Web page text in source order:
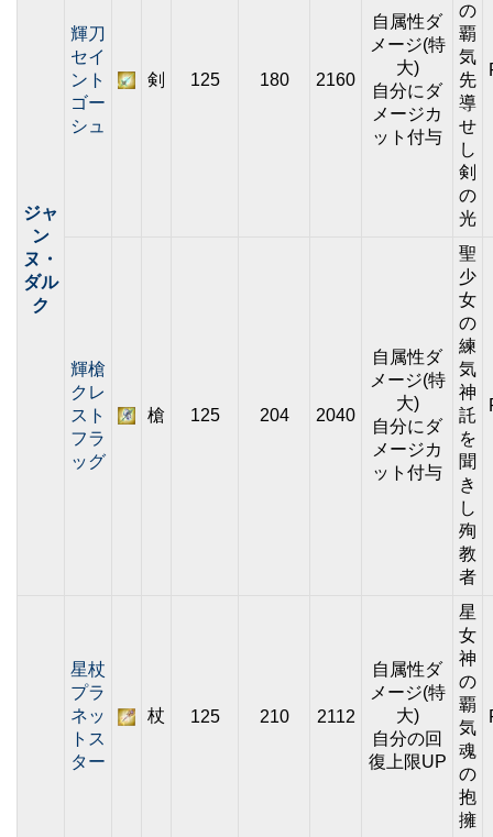
ジャ
ン
ヌ・
ダル
ク
輝刀
セイ
ント
ゴー
シュ
剣 125 180 2160
自属性ダ
メージ(特
大)
自分にダ
メージカ
ット付与
の
覇
気
先
導
せ
し
剣
の
光
輝槍
クレ
スト
フラ
ッグ
槍 125 204 2040
自属性ダ
メージ(特
大)
自分にダ
メージカ
ット付与
聖
少
女
の
練
気
神
託
を
聞
き
し
殉
教
者
星杖
プラ
ネッ
トス
ター
杖 125 210 2112
自属性ダ
メージ(特
大)
自分の回
復上限UP
星
女
神
の
覇
気
魂
の
抱
擁